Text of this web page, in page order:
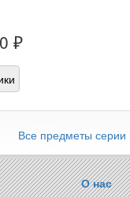
₽
Все предметы серии
О нас